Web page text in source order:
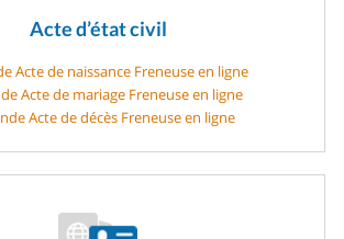
Acte d’état civil
Acte de naissance Freneuse en ligne
Acte de mariage Freneuse en ligne
Acte de décès Freneuse en ligne